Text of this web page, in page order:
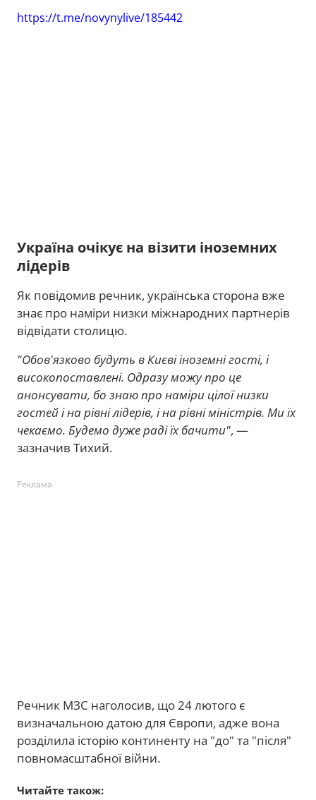
https://t.me/novynylive/185442
Україна очікує на візити іноземних
лідерів
Як повідомив речник, українська сторона вже
знає про наміри низки міжнародних партнерів
відвідати столицю.
"Обов'язково будуть в Києві іноземні гості, і
високопоставлені. Одразу можу про це
анонсувати, бо знаю про наміри цілої низки
гостей і на рівні лідерів, і на рівні міністрів. Ми їх
чекаємо. Будемо дуже раді їх бачити", —
зазначив Тихий.
Реклама
Речник МЗС наголосив, що 24 лютого є
визначальною датою для Європи, адже вона
розділила історію континенту на "до" та "після"
повномасштабної війни.
Читайте також: